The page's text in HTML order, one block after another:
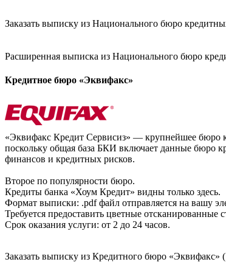
Заказать выписку из Национального бюро
Расширенная выписка из Национального бюро
Кредитное бюро «Эквифакс»
«Эквифакс Кредит Сервисиз» — крупнейшее бюро
поскольку общая база БКИ включает данные бюро
финансов и кредитных рисков.
Второе по популярности бюро.
Кредиты банка «Хоум Кредит» видны только здесь.
Формат выписки: .pdf файл отправляется на вашу
Требуется предоставить цветные
Срок оказания услуги: от 2 до 24 часов.
Заказать выписку из Кредитного бюро «Эквифакс»